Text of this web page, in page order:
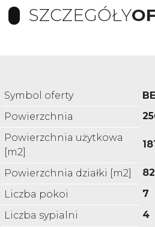
SZCZEGÓŁY
Symbol oferty
Powierzchnia
Powierzchnia użytkowa
[m2]
Powierzchnia działki [m2]
Liczba pokoi
7
Liczba sypialni
4